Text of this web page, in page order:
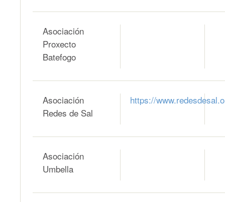
Asociación
Proxecto
Batefogo
Asociación
Redes de Sal
https://
Asociación
Umbella